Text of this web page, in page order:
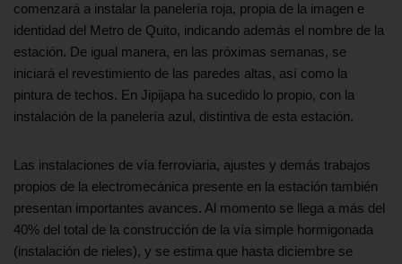
comenzará a instalar la panelería roja, propia de la imagen e
identidad del Metro de Quito, indicando además el nombre de la
estación. De igual manera, en las próximas semanas, se
iniciará el revestimiento de las paredes altas, así como la
pintura de techos. En Jipijapa ha sucedido lo propio, con la
instalación de la panelería azul, distintiva de esta estación.
Las instalaciones de vía ferroviaria, ajustes y demás trabajos
propios de la electromecánica presente en la estación también
presentan importantes avances. Al momento se llega a más del
40% del total de la construcción de la vía simple hormigonada
(instalación de rieles), y se estima que hasta diciembre se